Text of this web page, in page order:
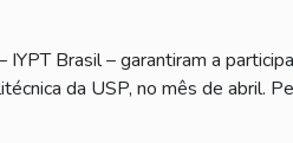
Brasil – garantiram a
da USP, no mês de abril.